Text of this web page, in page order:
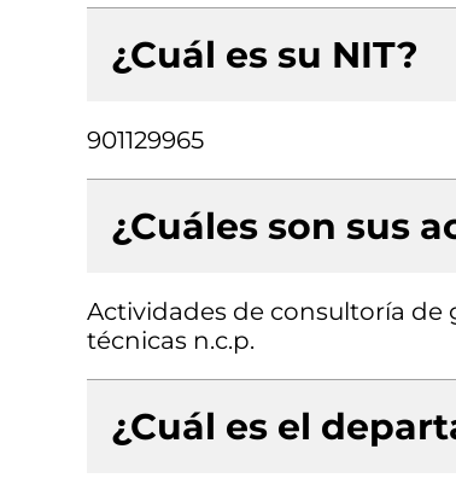
¿Cuál es su NIT?
901129965
¿Cuáles son sus
Actividades de consultoría de
técnicas n.c.p.
¿Cuál es el